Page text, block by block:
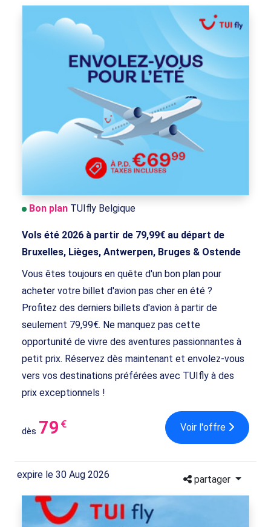
Bon plan TUIfly Belgique
Vols été 2026 à partir de 79,99€ au départ de
Bruxelles, Lièges, Antwerpen, Bruges & Ostende
Vous êtes toujours en quête d'un bon plan pour
acheter votre billet d'avion pas cher en été ?
Profitez des derniers billets d'avion à partir de
seulement 79,99€. Ne manquez pas cette
opportunité de vivre des aventures passionnantes à
petit prix. Réservez dès maintenant et envolez-vous
vers vos destinations préférées avec TUIfly à des
prix exceptionnels !
dès 79 € Voir l'offre
expire le 30 Aug 2026 partager